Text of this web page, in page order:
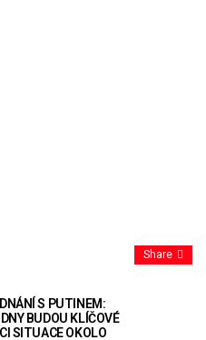
Share
S PUTINEM:
BUDOU KLÍČOVÉ
SITUACE OKOLO